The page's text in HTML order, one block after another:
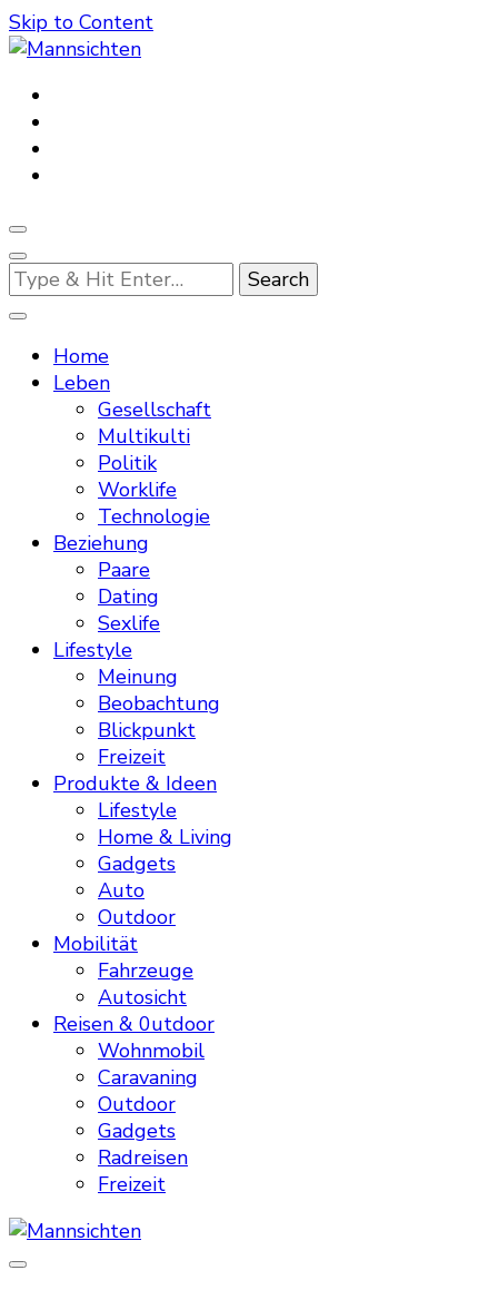
Skip to Content
Mannsichten
Was Männer wollen. Was Männer denken.
Looking
for
Something?
Home
Leben
Gesellschaft
Multikulti
Politik
Worklife
Technologie
Beziehung
Paare
Dating
Sexlife
Lifestyle
Meinung
Beobachtung
Blickpunkt
Freizeit
Produkte & Ideen
Lifestyle
Home & Living
Gadgets
Auto
Outdoor
Mobilität
Fahrzeuge
Autosicht
Reisen & 0utdoor
Wohnmobil
Caravaning
Outdoor
Gadgets
Radreisen
Freizeit
Mannsichten